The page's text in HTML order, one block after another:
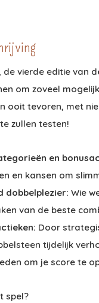
de vierde editie van
om zoveel
ooit tevoren, met
zullen testen!
en
en kansen om
dobbelplezier: Wie
van de beste
Door
tijdelijk
om je score te
spel?